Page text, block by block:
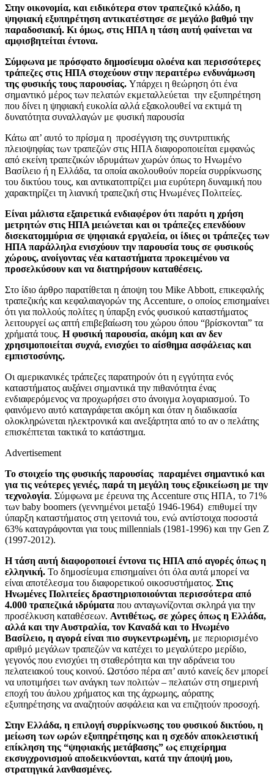
Στην οικονομία, και ειδικότερα στον τραπεζικό κλάδο, η
ψηφιακή εξυπηρέτηση αντικατέστησε σε μεγάλο βαθμό την
παραδοσιακή. Κι όμως, στις ΗΠΑ η τάση αυτή φαίνεται να
αμφισβητείται έντονα.
Σύμφωνα με πρόσφατο δημοσίευμα ολοένα και περισσότερες
τράπεζες στις ΗΠΑ στοχεύουν στην περαιτέρω ενδυνάμωση
της φυσικής τους παρουσίας. Υπάρχει η θεώρηση ότι ένα
σημαντικό μέρος των πελατών εκμεταλλεύεται την εξυπηρέτηση
που δίνει η ψηφιακή ευκολία αλλά εξακολουθεί να εκτιμά τη
δυνατότητα συναλλαγών με φυσική παρουσία
Κάτω απ’ αυτό το πρίσμα η προσέγγιση της συντριπτικής
πλειοψηφίας των τραπεζών στις ΗΠΑ διαφοροποιείται εμφανώς
από εκείνη τραπεζικών ιδρυμάτων χωρών όπως το Ηνωμένο
Βασίλειο ή η Ελλάδα, τα οποία ακολουθούν πορεία συρρίκνωσης
του δικτύου τους, και αντικατοπτρίζει μια ευρύτερη δυναμική που
χαρακτηρίζει τη λιανική τραπεζική στις Ηνωμένες Πολιτείες.
Είναι μάλιστα εξαιρετικά ενδιαφέρον ότι παρότι η χρήση
μετρητών στις ΗΠΑ μειώνεται και οι τράπεζες επενδύουν
δισεκατομμύρια σε ψηφιακά εργαλεία, οι ίδιες οι τράπεζες των
ΗΠΑ παράλληλα ενισχύουν την παρουσία τους σε φυσικούς
χώρους, ανοίγοντας νέα καταστήματα προκειμένου να
προσελκύσουν και να διατηρήσουν καταθέσεις.
Στο ίδιο άρθρο παρατίθεται η άποψη του Mike Abbott, επικεφαλής
τραπεζικής και κεφαλαιαγορών της Accenture, ο οποίος επισημαίνει
ότι για πολλούς πολίτες η ύπαρξη ενός φυσικού καταστήματος
λειτουργεί ως απτή επιβεβαίωση του χώρου όπου “βρίσκονται” τα
χρήματά τους. Η φυσική παρουσία, ακόμη και αν δεν
χρησιμοποιείται συχνά, ενισχύει το αίσθημα ασφάλειας και
εμπιστοσύνης.
Οι αμερικανικές τράπεζες παρατηρούν ότι η εγγύτητα ενός
καταστήματος αυξάνει σημαντικά την πιθανότητα ένας
ενδιαφερόμενος να προχωρήσει στο άνοιγμα λογαριασμού. Το
φαινόμενο αυτό καταγράφεται ακόμη και όταν η διαδικασία
ολοκληρώνεται ηλεκτρονικά και ανεξάρτητα από το αν ο πελάτης
επισκέπτεται τακτικά το κατάστημα.
Advertisement
Το στοιχείο της φυσικής παρουσίας παραμένει σημαντικό και
για τις νεότερες γενιές, παρά τη μεγάλη τους εξοικείωση με την
τεχνολογία. Σύμφωνα με έρευνα της Accenture στις ΗΠΑ, το 71%
των baby boomers (γεννημένοι μεταξύ 1946-1964) επιθυμεί την
ύπαρξη καταστήματος στη γειτονιά του, ενώ αντίστοιχα ποσοστά
63% καταγράφονται για τους millennials (1981-1996) και την Gen Z
(1997-2012).
Η τάση αυτή διαφοροποιεί έντονα τις ΗΠΑ από αγορές όπως η
ελληνική. Το δημοσίευμα επισημαίνει ότι όλα αυτά μπορεί να
είναι αποτέλεσμα του διαφορετικού οικοσυστήματος. Στις
Ηνωμένες Πολιτείες δραστηριοποιούνται περισσότερα από
4.000 τραπεζικά ιδρύματα που ανταγωνίζονται σκληρά για την
προσέλκυση καταθέσεων. Αντιθέτως, σε χώρες όπως η Ελλάδα,
αλλά και την Αυστραλία, τον Καναδά και το Ηνωμένο
Βασίλειο, η αγορά είναι πιο συγκεντρωμένη, με περιορισμένο
αριθμό μεγάλων τραπεζών να κατέχει το μεγαλύτερο μερίδιο,
γεγονός που ενισχύει τη σταθερότητα και την αδράνεια του
πελατειακού τους κοινού. Ωστόσο πέρα απ’ αυτό κανείς δεν μπορεί
να υποτιμήσει των ανάγκη των πολιτών – πελατών στη σημερινή
εποχή του άυλου χρήματος και της άχρωμης, αόρατης
εξυπηρέτησης να αναζητούν ασφάλεια και να επιζητούν προσοχή.
Στην Ελλάδα, η επιλογή συρρίκνωσης του φυσικού δικτύου, η
μείωση των ωρών εξυπηρέτησης και η σχεδόν αποκλειστική
επίκληση της “ψηφιακής μετάβασης” ως επιχείρημα
εκσυγχρονισμού αποδεικνύονται, κατά την άποψή μου,
στρατηγικά λανθασμένες.